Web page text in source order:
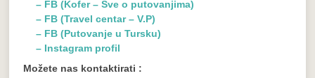
– FB (Kofer – Sve o putovanjima)
– FB (Travel centar – V.P)
– FB (Putovanje u Tursku)
– Instagram profil
Možete nas kontaktirati :